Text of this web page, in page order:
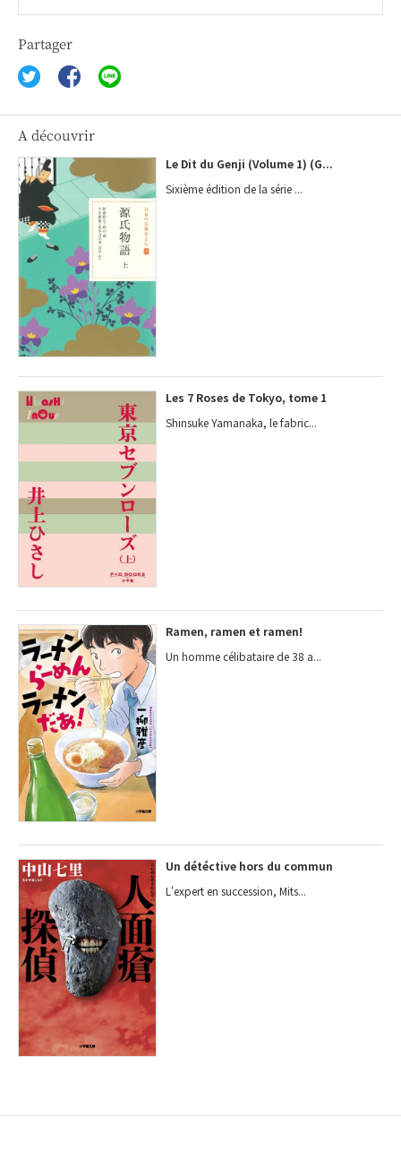
Partager
A découvrir
Le Dit du Genji (Volume 1) (G...
Sixième édition de la série ...
Les 7 Roses de Tokyo, tome 1
Shinsuke Yamanaka, le fabric...
Ramen, ramen et ramen!
Un homme célibataire de 38 a...
Un détéctive hors du commun
L'expert en succession, Mits...